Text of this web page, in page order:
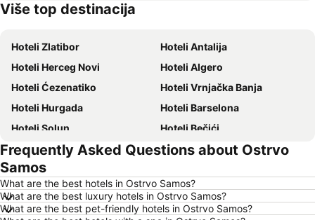
Hoteli Krit
Više top destinacija
Hoteli Zlatibor
Hoteli Antalija
Hoteli Herceg Novi
Hoteli Algero
Hoteli Ćezenatiko
Hoteli Vrnjačka Banja
Hoteli Hurgada
Hoteli Barselona
Hoteli Solun
Hoteli Bečići
Hoteli Hanija
Hoteli Tivat
Hoteli Nica
Hoteli Rim
Hoteli Nei Pori
Hoteli Pefkohori
Hoteli Rimini
Frequently Asked Questions about Ostrvo
Samos
What are the best hotels in Ostrvo Samos?
What are the best luxury hotels in Ostrvo Samos?
What are the best pet-friendly hotels in Ostrvo Samos?